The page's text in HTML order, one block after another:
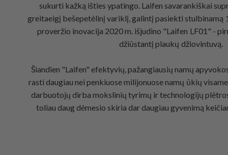
sukurti kažką išties ypatingo. Laifen savarankiškai
greitaeigį bešepetėlinį variklį, galintį pasiekti stulbinamą
proveržio inovacija 2020 m. išjudino "Laifen LF01" -
džiūstantį plaukų džiovintuvą.
Šiandien "Laifen" efektyvių, pažangiausių namų
rasti daugiau nei penkiuose milijonuose namų ūkių
darbuotojų dirba mokslinių tyrimų ir technologijų
toliau daug dėmesio skiria dar daugiau gyvenimą